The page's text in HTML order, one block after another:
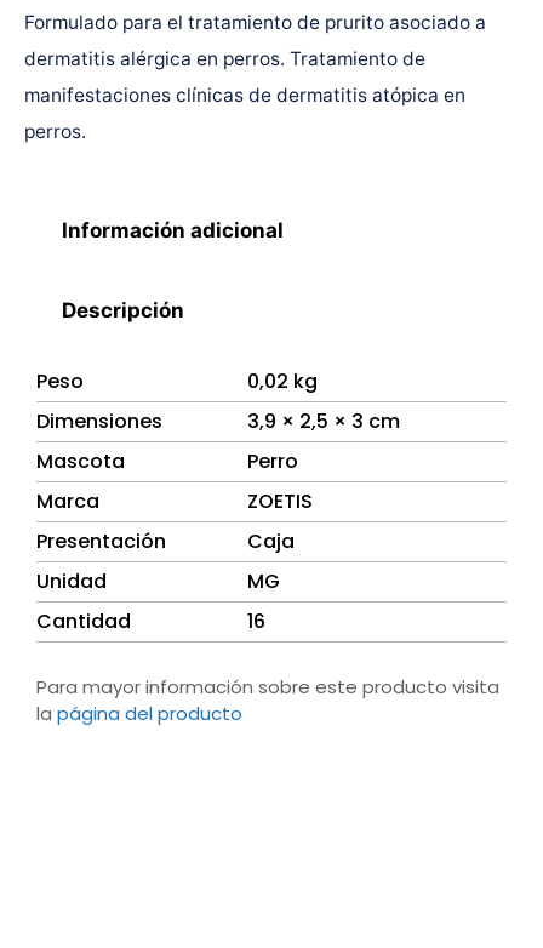
Formulado para el tratamiento de prurito asociado a
dermatitis alérgica en perros. Tratamiento de
manifestaciones clínicas de dermatitis atópica en
perros.
Información adicional
Descripción
Peso
0,02 kg
Dimensiones
3,9 × 2,5 × 3 cm
Mascota
Perro
Marca
ZOETIS
Presentación
Caja
Unidad
MG
Cantidad
16
Para mayor información sobre este producto visita
la página del producto